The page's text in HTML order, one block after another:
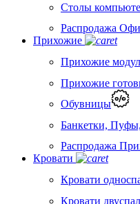
Столы
Распродажа
Прихожие
Прихожие
Прихожие
Обувницы
Банкетки,
Распродажа
Кровати
Кровати
Кровати